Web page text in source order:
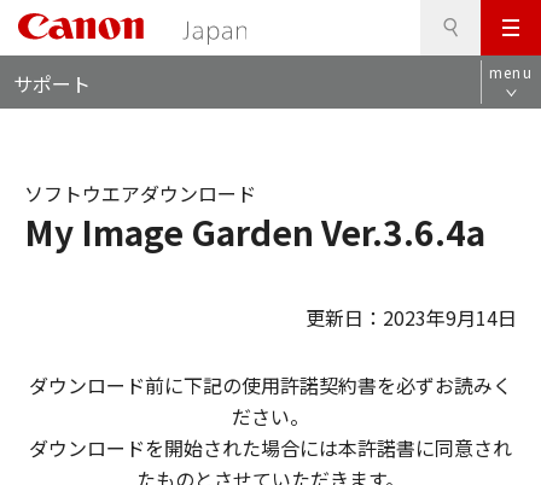
メ
ニ
ュ
サポート menu
My Image Garden Ver.3.6.4a
ソフトウエアダウンロード
更新日：2023年9月14日
ダウンロード前に下記の使用許諾契約書を必ずお読みく
ださい。
ダウンロードを開始された場合には本許諾書に同意され
たものとさせていただきます。